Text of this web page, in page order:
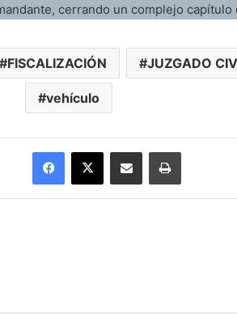
cerrando un complejo
FISCALIZACIÓN JUZGADO
vehículo
Facebook
X Enviar vía email Imprimir